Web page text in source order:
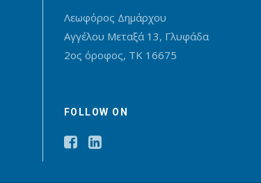
Λεωφόρος Δημάρχου
Αγγέλου Μεταξά 13, Γλυφάδα
2oς όροφος, ΤΚ 16675
FOLLOW ON